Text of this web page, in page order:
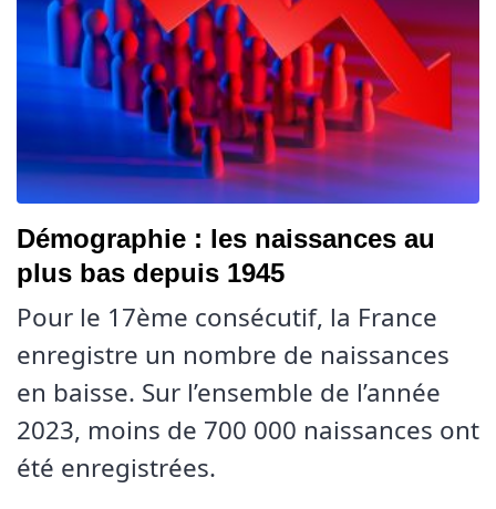
Démographie : les naissances au
plus bas depuis 1945
Pour le 17ème consécutif, la France
enregistre un nombre de naissances
en baisse. Sur l’ensemble de l’année
2023, moins de 700 000 naissances ont
été enregistrées.